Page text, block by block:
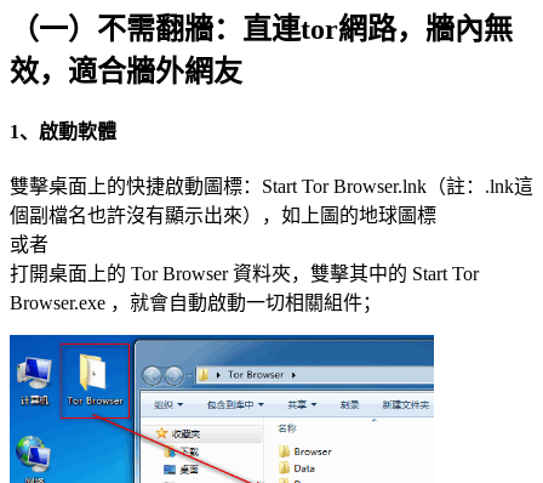
（一）不需翻牆：直連tor網路，牆內無
效，適合牆外網友
1、啟動軟體
雙擊桌面上的快捷啟動圖標：Start Tor Browser.lnk（註：.lnk這
個副檔名也許沒有顯示出來），如上圖的地球圖標
或者
打開桌面上的 Tor Browser 資料夾，雙擊其中的 Start Tor
Browser.exe ，就會自動啟動一切相關組件；